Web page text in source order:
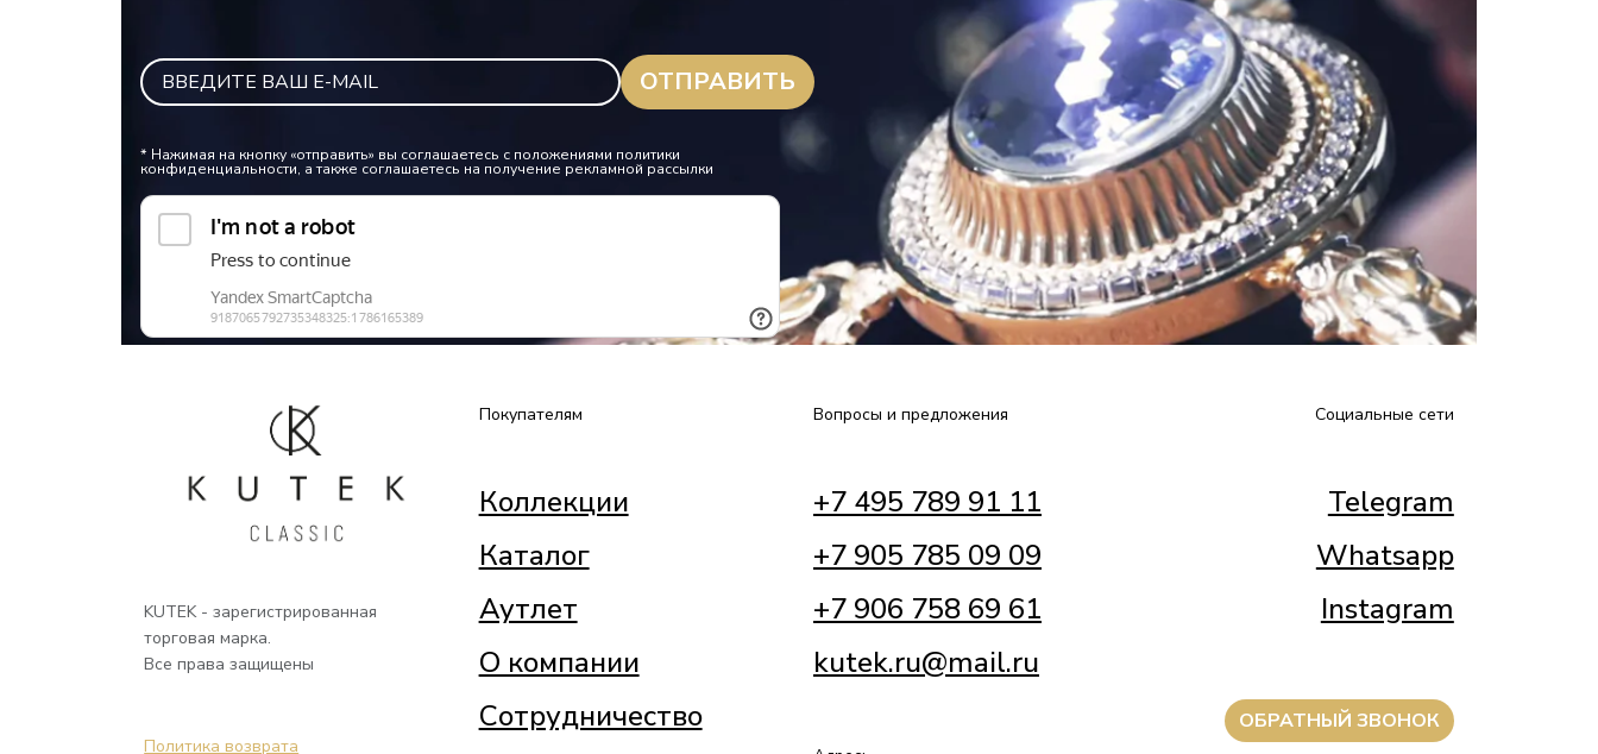
* Нажимая на кнопку «отправить» вы соглашаетесь с положениями политики
конфиденциальности, а также соглашаетесь на получение рекламной рассылки
KUTEK - зарегистрированная
торговая марка.
Все права защищены
Политика возврата
Покупателям
Коллекции
Каталог
Аутлет
О компании
Сотрудничество
Вопросы и предложения
+7 495 789 91 11
+7 905 785 09 09
+7 906 758 69 61
kutek.ru@mail.ru
Социальные сети
Telegram
Whatsapp
Instagram
ОБРАТНЫЙ ЗВОНОК